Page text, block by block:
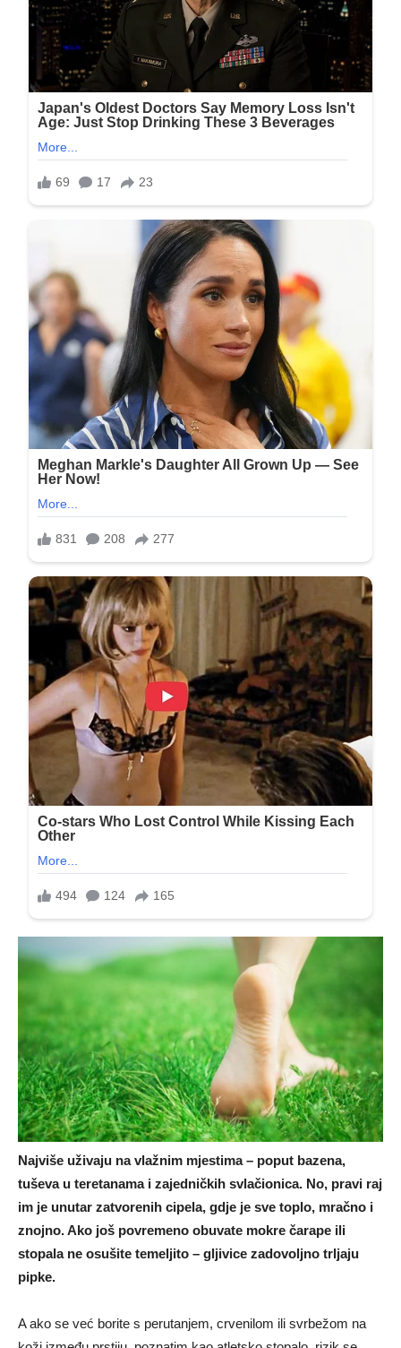
Najviše uživaju na vlažnim mjestima – poput bazena,
tuševa u teretanama i zajedničkih svlačionica. No, pravi raj
im je unutar zatvorenih cipela, gdje je sve toplo, mračno i
znojno. Ako još povremeno obuvate mokre čarape ili
stopala ne osušite temeljito – gljivice zadovoljno trljaju
pipke.
A ako se već borite s perutanjem, crvenilom ili svrbežom na